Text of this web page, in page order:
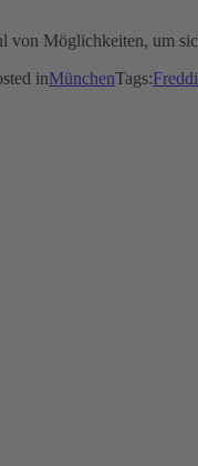
Möglichkeiten, um
inMünchenTags: